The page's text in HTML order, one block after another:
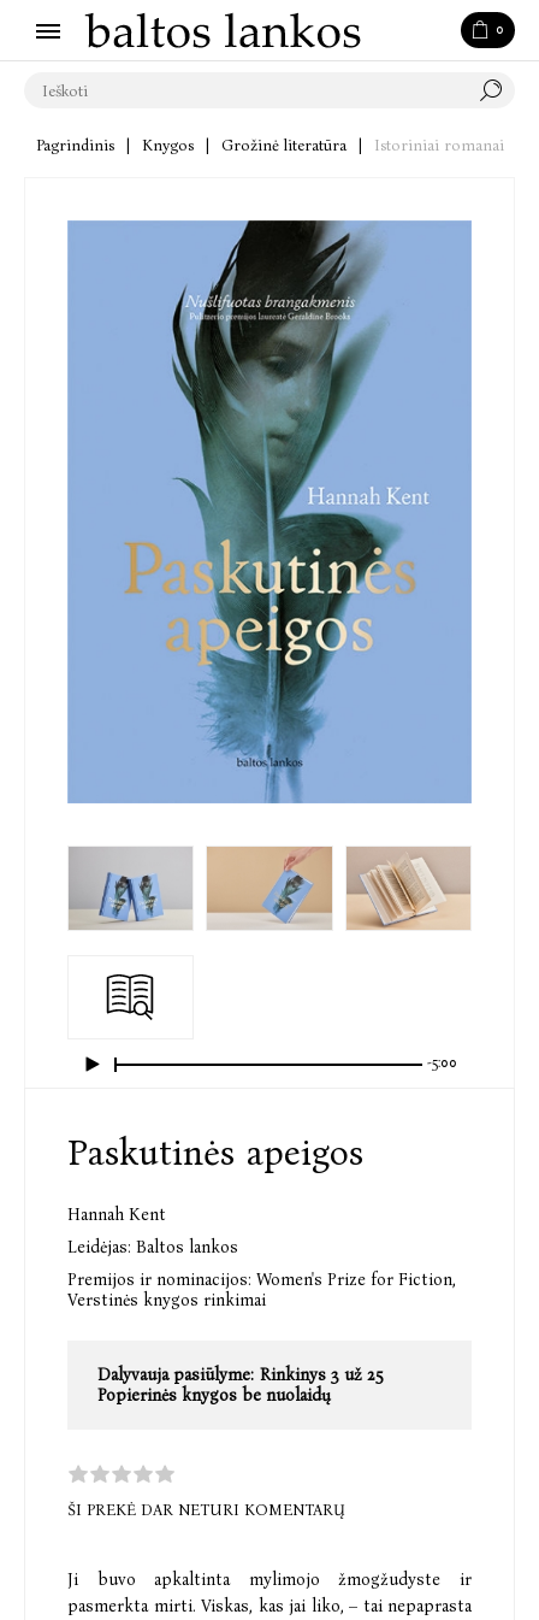
0
Pagrindinis Knygos Grožinė literatūra Istoriniai romanai
-5:00
Paskutinės apeigos
Hannah Kent
Leidėjas: Baltos lankos
Premijos ir nominacijos: Women's Prize for Fiction,
Verstinės knygos rinkimai
Dalyvauja pasiūlyme: Rinkinys 3 už 25
Popierinės knygos be nuolaidų
ŠI PREKĖ DAR NETURI KOMENTARŲ
Ji buvo apkaltinta mylimojo žmogžudyste ir
pasmerkta mirti. Viskas, kas jai liko, – tai nepaprasta